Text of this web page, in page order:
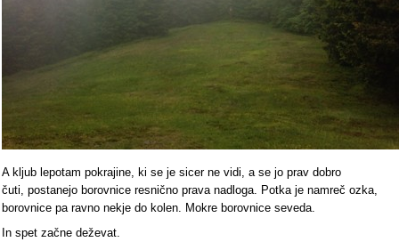
A kljub lepotam pokrajine, ki se je sicer ne vidi, a se jo prav dobro
čuti, postanejo borovnice resnično prava nadloga. Potka je namreč ozka,
borovnice pa ravno nekje do kolen. Mokre borovnice seveda.
In spet začne deževat.